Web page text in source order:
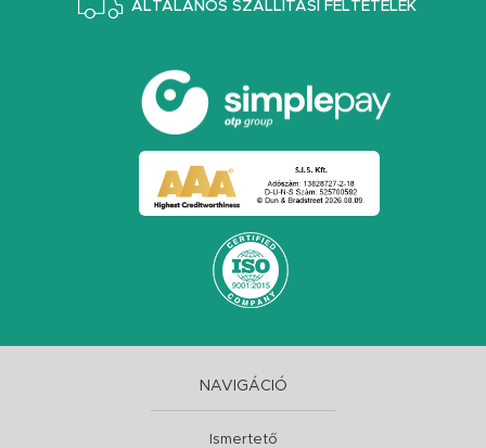
ÁLTALÁNOS SZÁLLÍTÁSI FELTÉTELEK
NAVIGÁCIÓ
Ismertető